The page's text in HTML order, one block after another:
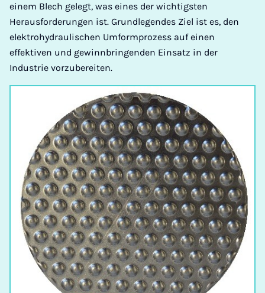
einem Blech gelegt, was eines der wichtigsten
Herausforderungen ist. Grundlegendes Ziel ist es, den
elektrohydraulischen Umformprozess auf einen
effektiven und gewinnbringenden Einsatz in der
Industrie vorzubereiten.